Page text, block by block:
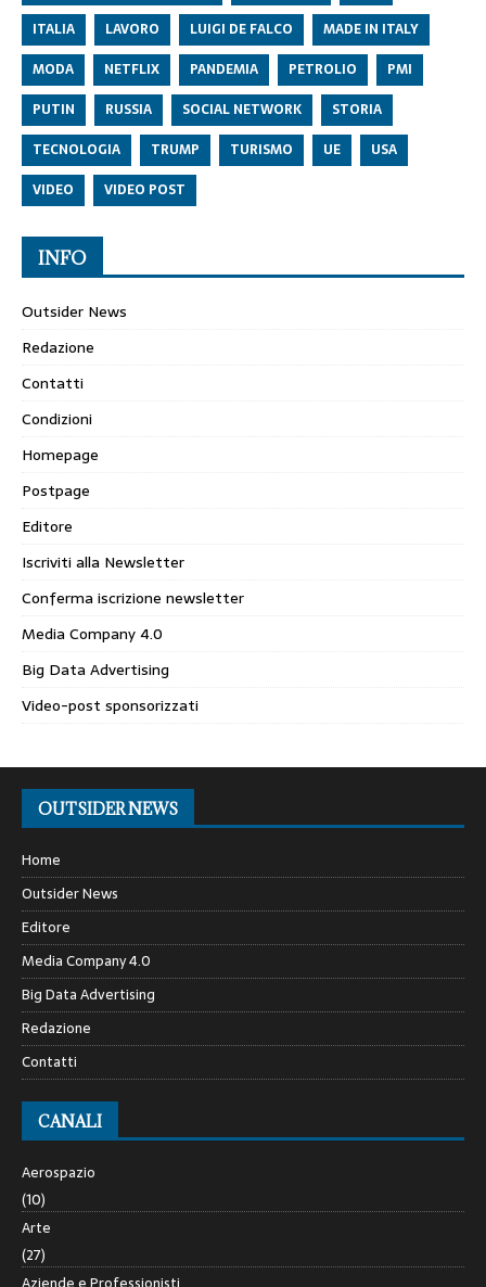
ITALIA
LAVORO LUIGI DE FALCO
MADE IN ITALY
MODA
NETFLIX PANDEMIA PETROLIO
PMI
PUTIN
RUSSIA SOCIAL NETWORK
STORIA
TECNOLOGIA
TRUMP TURISMO UE
USA
VIDEO
VIDEO POST
INFO
Outsider News
Redazione
Contatti
Condizioni
Homepage
Postpage
Editore
Iscriviti alla Newsletter
Conferma iscrizione newsletter
Media Company 4.0
Big Data Advertising
Video-post sponsorizzati
OUTSIDER NEWS
Home
Outsider News
Editore
Media Company 4.0
Big Data Advertising
Redazione
Contatti
CANALI
Aerospazio
(10)
Arte
(27)